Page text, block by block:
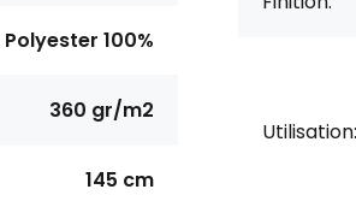
Polyester 100%
360 gr/m2
145 cm
Utilisation: